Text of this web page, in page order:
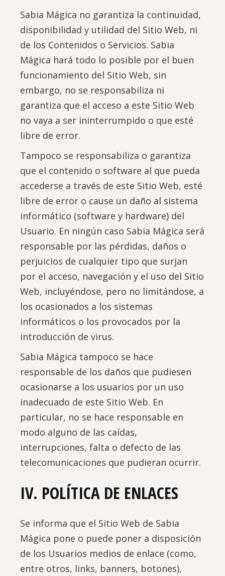
Sabia Mágica no garantiza la continuidad,
disponibilidad y utilidad del Sitio Web, ni
de los Contenidos o Servicios. Sabia
Mágica hará todo lo posible por el buen
funcionamiento del Sitio Web, sin
embargo, no se responsabiliza ni
garantiza que el acceso a este Sitio Web
no vaya a ser ininterrumpido o que esté
libre de error.
Tampoco se responsabiliza o garantiza
que el contenido o software al que pueda
accederse a través de este Sitio Web, esté
libre de error o cause un daño al sistema
informático (software y hardware) del
Usuario. En ningún caso Sabia Mágica será
responsable por las pérdidas, daños o
perjuicios de cualquier tipo que surjan
por el acceso, navegación y el uso del Sitio
Web, incluyéndose, pero no limitándose, a
los ocasionados a los sistemas
informáticos o los provocados por la
introducción de virus.
Sabia Mágica tampoco se hace
responsable de los daños que pudiesen
ocasionarse a los usuarios por un uso
inadecuado de este Sitio Web. En
particular, no se hace responsable en
modo alguno de las caídas,
interrupciones, falta o defecto de las
telecomunicaciones que pudieran ocurrir.
IV. POLÍTICA DE ENLACES
Se informa que el Sitio Web de Sabia
Mágica pone o puede poner a disposición
de los Usuarios medios de enlace (como,
entre otros, links, banners, botones),